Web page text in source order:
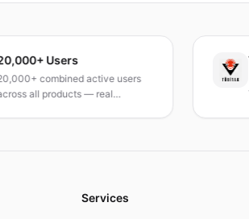
Users
combined active users
all products — real
Services